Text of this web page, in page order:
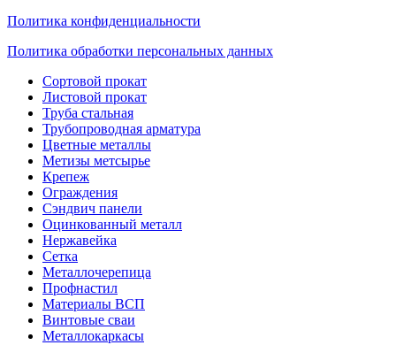
Политика конфиденциальности
Политика обработки персональных данных
Сортовой прокат
Листовой прокат
Труба стальная
Трубопроводная арматура
Цветные металлы
Метизы метсырье
Крепеж
Ограждения
Сэндвич панели
Оцинкованный металл
Нержавейка
Сетка
Металлочерепица
Профнастил
Материалы ВСП
Винтовые сваи
Металлокаркасы